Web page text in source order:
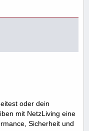
oder dein
mit NetzLiving eine
Sicherheit und